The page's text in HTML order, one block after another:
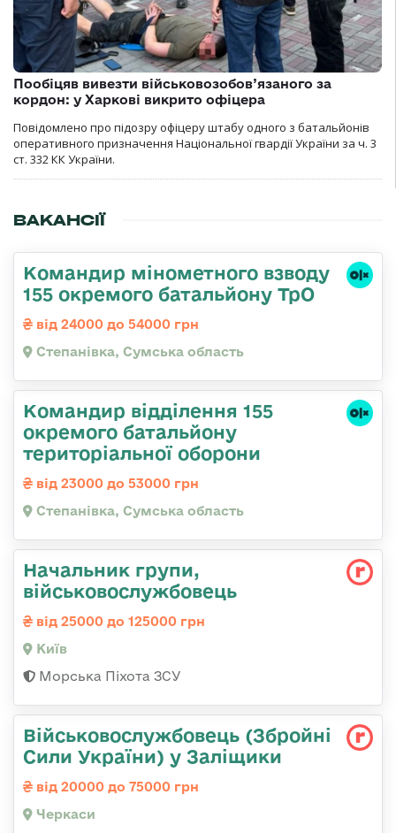
Пообіцяв вивезти військовозобов’язаного за
кордон: у Харкові викрито офіцера
Повідомлено про підозру офіцеру штабу одного з батальйонів
оперативного призначення Національної гвардії України за ч. 3
ст. 332 КК України.
ВАКАНСІЇ
Командир мінометного взводу
155 окремого батальйону ТрО
від 24000 до 54000 грн
Степанівка, Сумська область
Командир відділення 155
окремого батальйону
територіальної оборони
від 23000 до 53000 грн
Степанівка, Сумська область
Начальник групи,
військовослужбовець
від 25000 до 125000 грн
Київ
Морська Піхота ЗСУ
Військовослужбовець (Збройні
Сили України) у Заліщики
від 20000 до 75000 грн
Черкаси